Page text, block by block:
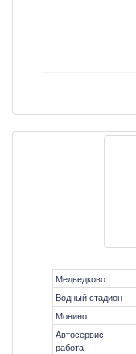
Медведково
Водный стадион
Монино
Автосервис
работа